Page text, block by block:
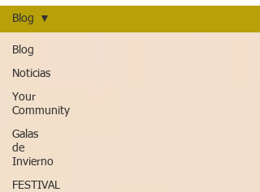
Blog
Noticias
Your
Community
Galas
de
Invierno
FESTIVAL
Blog